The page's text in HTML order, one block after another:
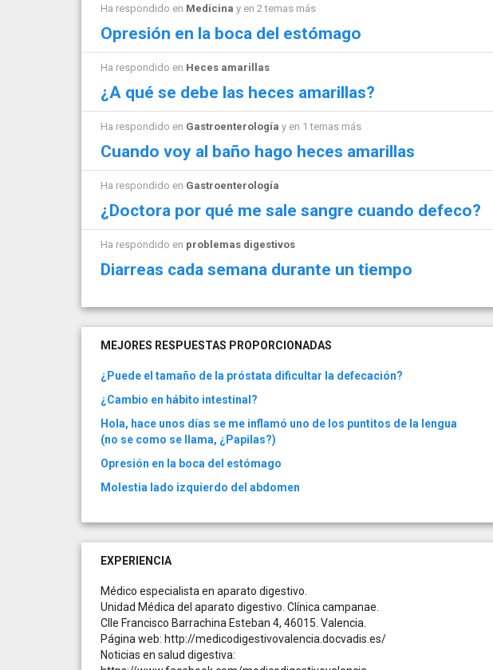
Ha respondido en Medicina y en 2 temas más
Opresión en la boca del estómago
Ha respondido en Heces amarillas
¿A qué se debe las heces amarillas?
Ha respondido en Gastroenterología y en 1 temas más
Cuando voy al baño hago heces amarillas
Ha respondido en Gastroenterología
¿Doctora por qué me sale sangre cuando defeco?
Ha respondido en problemas digestivos
Diarreas cada semana durante un tiempo
MEJORES RESPUESTAS PROPORCIONADAS
¿Puede el tamaño de la próstata dificultar la defecación?
¿Cambio en hábito intestinal?
Hola, hace unos días se me inflamó uno de los puntitos de la lengua
(no se como se llama, ¿Papilas?)
Opresión en la boca del estómago
Molestia lado izquierdo del abdomen
EXPERIENCIA
Médico especialista en aparato digestivo.
Unidad Médica del aparato digestivo. Clínica campanae.
Clle Francisco Barrachina Esteban 4, 46015. Valencia.
Página web: http://medicodigestivovalencia.docvadis.es/
Noticias en salud digestiva: